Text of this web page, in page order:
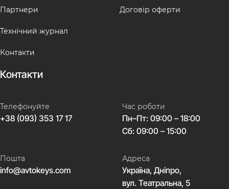
Партнери
Технічний журнал
Контакти
Договір оферти
Контакти
Телефонуйте
+38 (093) 353 17 17
Час роботи
Пн–Пт: 09:00 – 18:00
Сб: 09:00 – 15:00
Пошта
info@avtokeys.com
Адреса
Україна, Дніпро,
вул. Театральна, 5